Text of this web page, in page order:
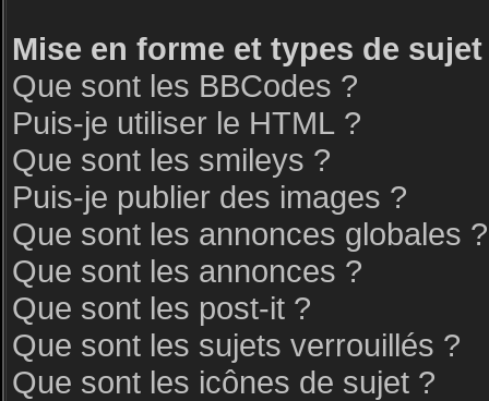
Mise en forme et types de sujet
Que sont les BBCodes ?
Puis-je utiliser le HTML ?
Que sont les smileys ?
Puis-je publier des images ?
Que sont les annonces globales ?
Que sont les annonces ?
Que sont les post-it ?
Que sont les sujets verrouillés ?
Que sont les icônes de sujet ?